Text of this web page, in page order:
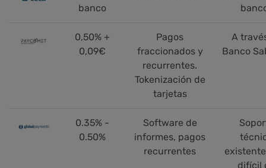
banco
0,50% +
0,09€
Pagos
fraccionados y
recurrentes.
Tokenización de
tarjetas
A
Banco
0.35% -
0.50%
Software de
informes, pagos
recurrentes
difícil